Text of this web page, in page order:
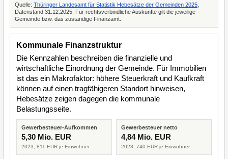
Quelle: Thüringer Landesamt für Statistik Hebesätze der Gemeinden 2025
Datenstand 31.12.2025. Für rechtsverbindliche Auskünfte gilt die jeweilige
Gemeinde bzw. das zuständige Finanzamt.
Kommunale Finanzstruktur
Die Kennzahlen beschreiben die finanzielle und
wirtschaftliche Einordnung der Gemeinde. Für Immobilien
ist das ein Makrofaktor: höhere Steuerkraft und Kaufkraft
können auf einen tragfähigeren Standort hinweisen,
Hebesätze zeigen dagegen die kommunale
Belastungsseite.
Gewerbesteuer-Aufkommen
5,30 Mio. EUR
2023, 811 EUR je Einwohner
Gewerbesteuer netto
4,84 Mio. EUR
2023, 740 EUR je Einwohner